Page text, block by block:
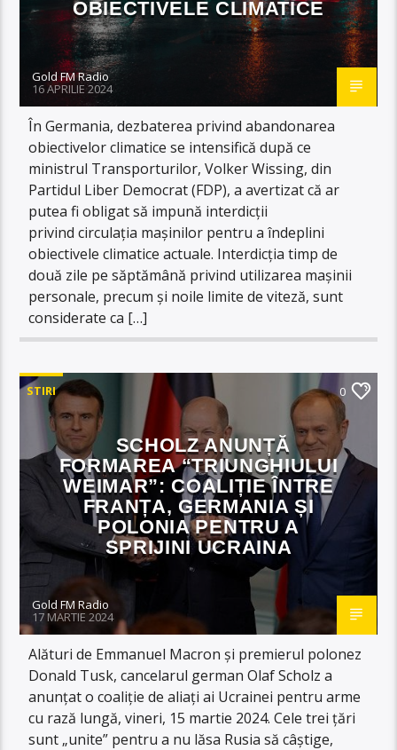
OBIECTIVELE CLIMATICE
Gold FM Radio
16 APRILIE 2024
În Germania, dezbaterea privind abandonarea
obiectivelor climatice se intensifică după ce
ministrul Transporturilor, Volker Wissing, din
Partidul Liber Democrat (FDP), a avertizat că ar
putea fi obligat să impună interdicții
privind circulația mașinilor pentru a îndeplini
obiectivele climatice actuale. Interdicția timp de
două zile pe săptămână privind utilizarea mașinii
personale, precum și noile limite de viteză, sunt
considerate ca […]
STIRI 0
SCHOLZ ANUNȚĂ
FORMAREA “TRIUNGHIULUI
WEIMAR”: COALIȚIE ÎNTRE
FRANȚA, GERMANIA ȘI
POLONIA PENTRU A
SPRIJINI UCRAINA
Gold FM Radio
17 MARTIE 2024
Alături de Emmanuel Macron și premierul polonez
Donald Tusk, cancelarul german Olaf Scholz a
anunțat o coaliție de aliați ai Ucrainei pentru arme
cu rază lungă, vineri, 15 martie 2024. Cele trei țări
sunt „unite” pentru a nu lăsa Rusia să câștige,